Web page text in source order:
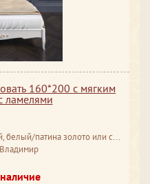
160*200 с мягким
ламелями
патина золото или серебро